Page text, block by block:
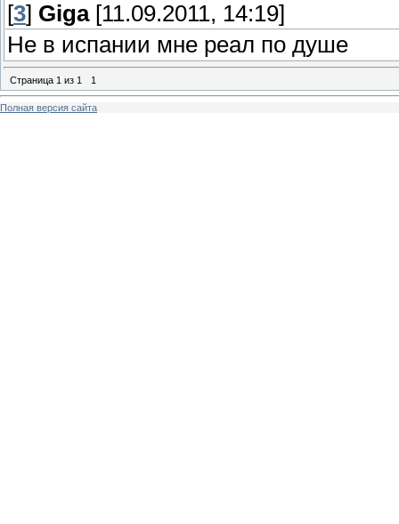
[3] Giga[11.09.2011, 14:19]
Не в испании мне реал по душе
Страница 1 из 1 1
Полная версия сайта